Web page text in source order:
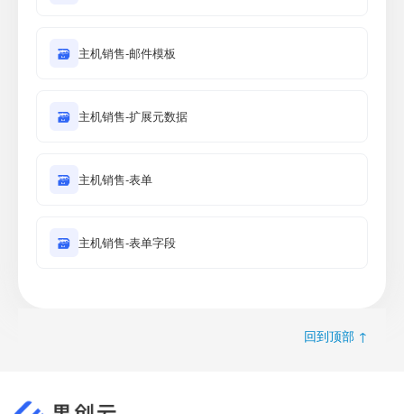
🗃 主机销售-邮件模板
🗃 主机销售-扩展元数据
🗃 主机销售-表单
🗃 主机销售-表单字段
回到顶部 ↑